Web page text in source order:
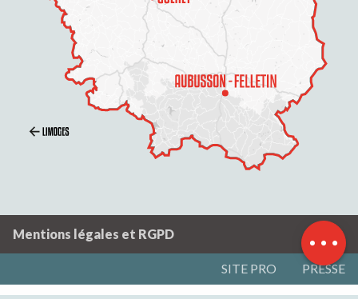
Description
Prestations
Tarifs
Mentions légales et RGPD
SITE PRO PRESSE